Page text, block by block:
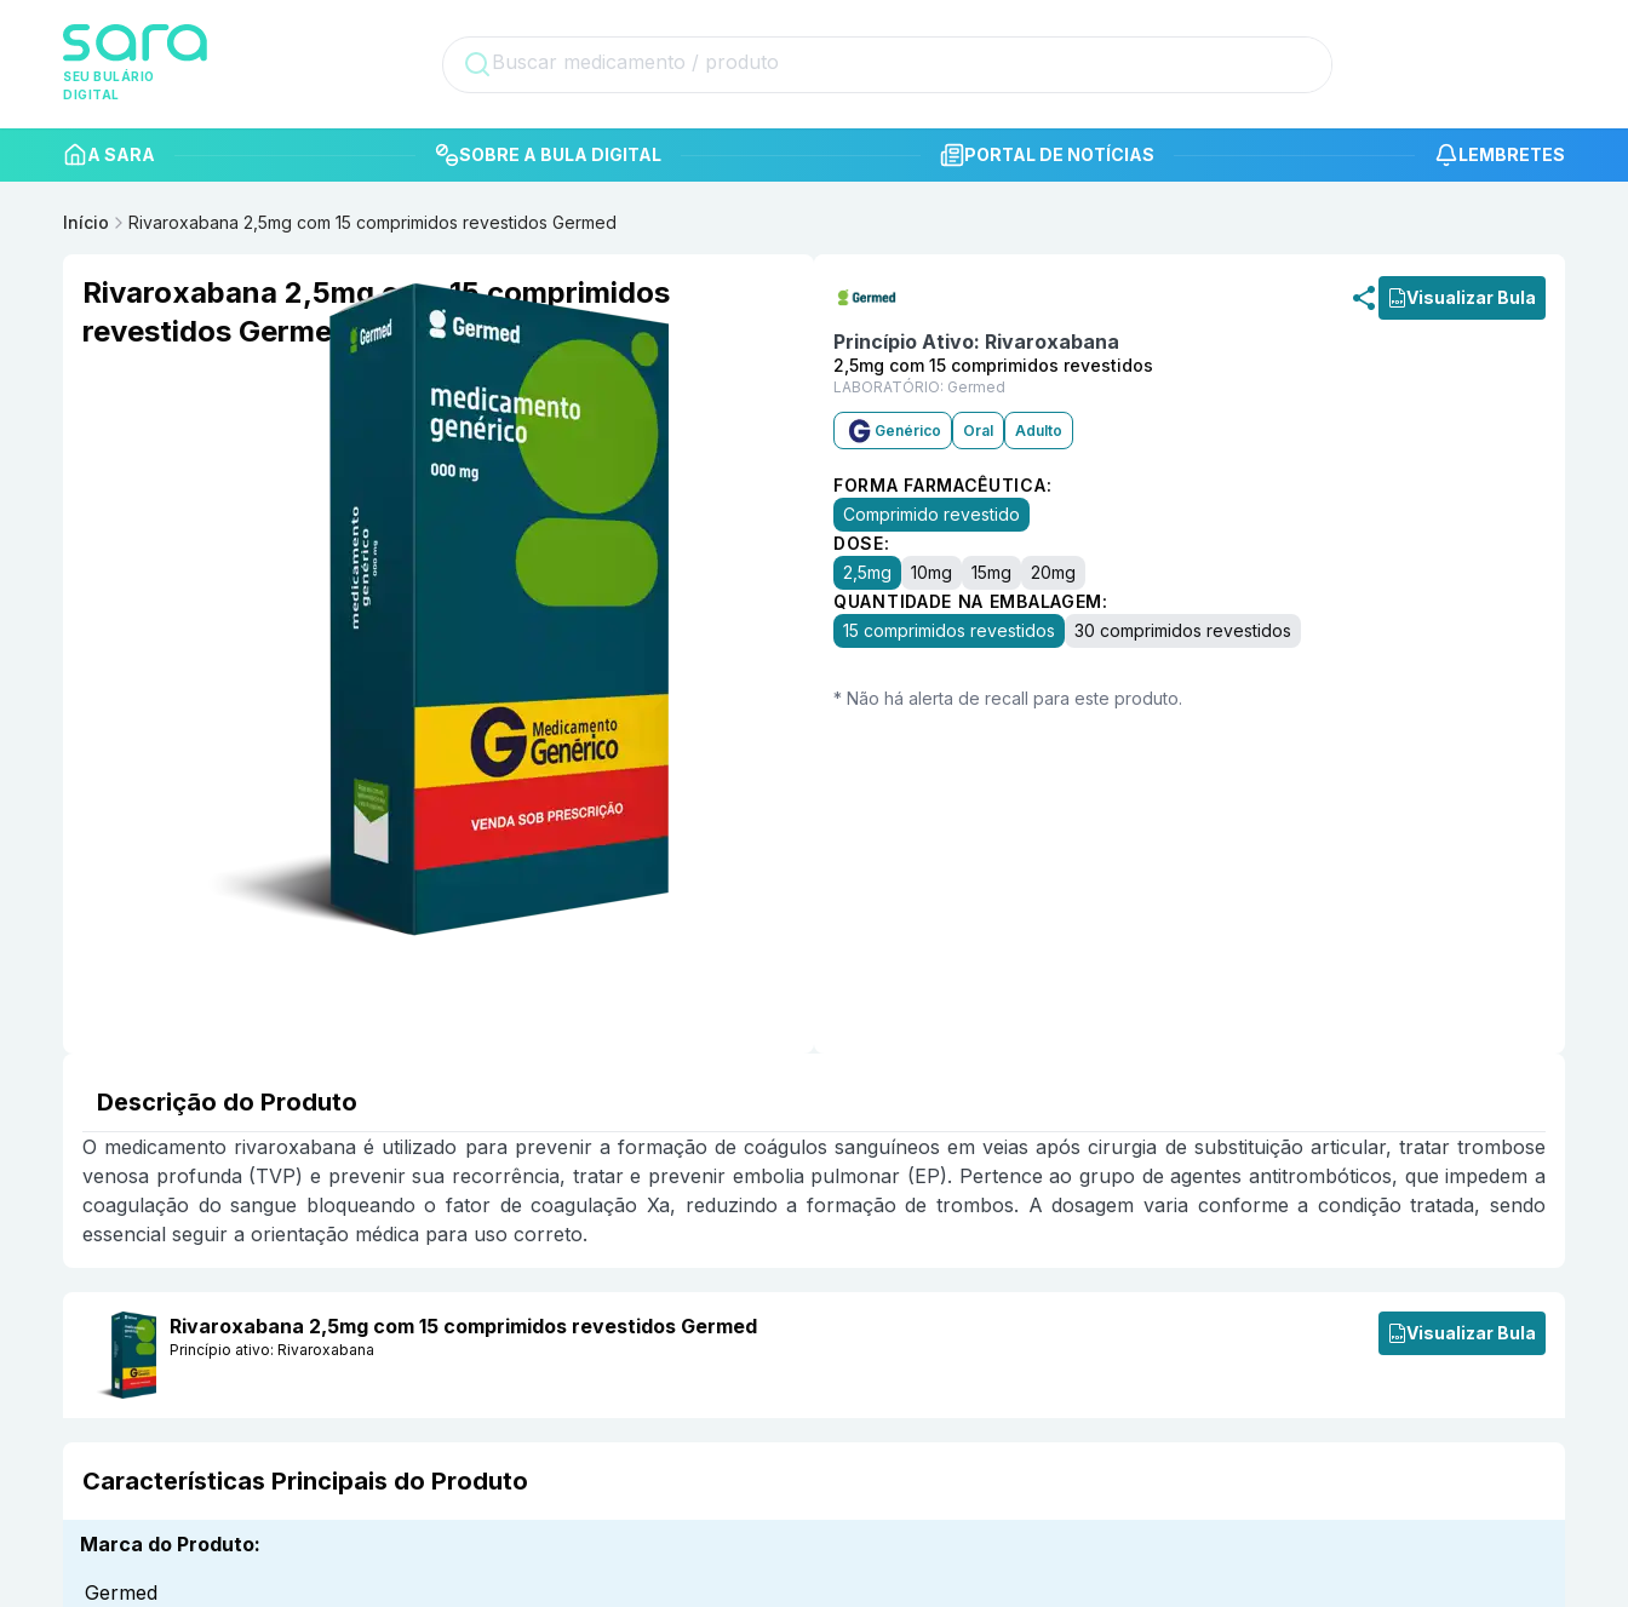
SEU BULÁRIO
DIGITAL
A SARA SOBRE A BULA DIGITAL PORTAL DE NOTÍCIAS LEMBRETES
Início Rivaroxabana 2,5mg com 15 comprimidos revestidos Germed
Rivaroxabana 2,5mg com 15 comprimidos
revestidos Germed
Visualizar Bula
Princípio Ativo: Rivaroxabana
2,5mg com 15 comprimidos revestidos
LABORATÓRIO: Germed
Genérico Oral Adulto
FORMA FARMACÊUTICA:
Comprimido revestido
DOSE:
2,5mg
10mg 15mg
20mg
QUANTIDADE NA EMBALAGEM:
15 comprimidos revestidos
30 comprimidos revestidos
* Não há alerta de recall para este produto.
Descrição do Produto
O medicamento rivaroxabana é utilizado para prevenir a formação de coágulos sanguíneos em veias após cirurgia de substituição articular, tratar trombose
venosa profunda (TVP) e prevenir sua recorrência, tratar e prevenir embolia pulmonar (EP). Pertence ao grupo de agentes antitrombóticos, que impedem a
coagulação do sangue bloqueando o fator de coagulação Xa, reduzindo a formação de trombos. A dosagem varia conforme a condição tratada, sendo
essencial seguir a orientação médica para uso correto.
Rivaroxabana 2,5mg com 15 comprimidos revestidos Germed
Princípio ativo: Rivaroxabana
Visualizar Bula
Características Principais do Produto
Marca do Produto:
Germed